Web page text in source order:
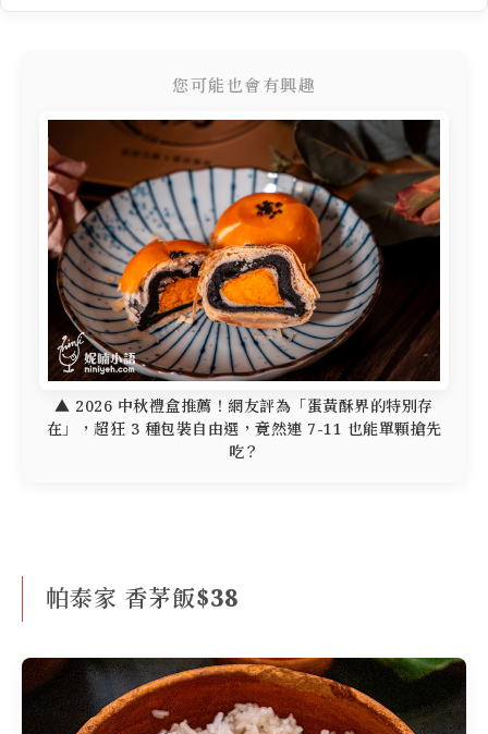
您可能也會有興趣
▲ 2026 中秋禮盒推薦！網友評為「蛋黃酥界的特別存
在」，超狂 3 種包裝自由選，竟然連 7-11 也能單顆搶先
吃？
帕泰家 香茅飯$38